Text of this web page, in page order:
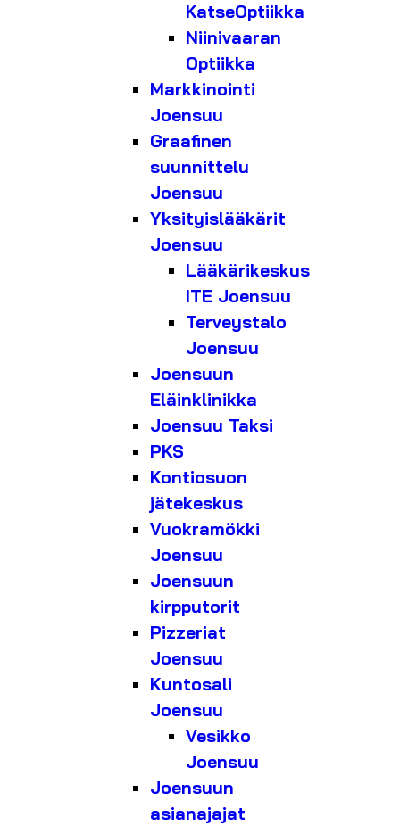
KatseOptiikka
Niinivaaran
Optiikka
Markkinointi
Joensuu
Graafinen
suunnittelu
Joensuu
Yksityislääkärit
Joensuu
Lääkärikeskus
ITE Joensuu
Terveystalo
Joensuu
Joensuun
Eläinklinikka
Joensuu Taksi
PKS
Kontiosuon
jätekeskus
Vuokramökki
Joensuu
Joensuun
kirpputorit
Pizzeriat
Joensuu
Kuntosali
Joensuu
Vesikko
Joensuu
Joensuun
asianajajat